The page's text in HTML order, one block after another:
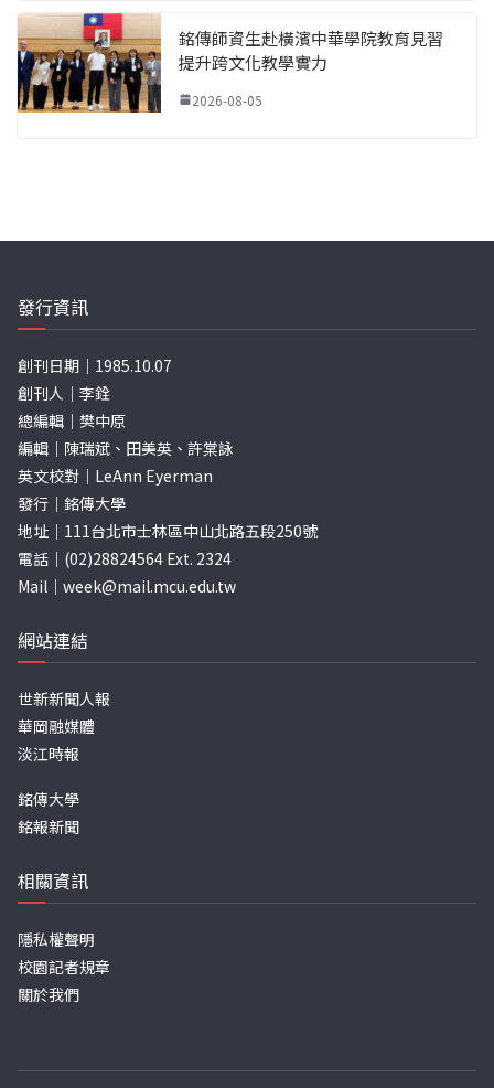
銘傳師資生赴橫濱中華學院教育見習
提升跨文化教學實力
2026-08-05
發行資訊
創刊日期｜1985.10.07
創刊人｜李銓
總編輯｜樊中原
編輯｜陳瑞斌、田美英、許棠詠
英文校對｜LeAnn Eyerman
發行｜銘傳大學
地址｜111台北市士林區中山北路五段250號
電話｜(02)28824564 Ext. 2324
Mail｜ week@mail.mcu.edu.tw
網站連結
世新新聞人報
華岡融媒體
淡江時報
銘傳大學
銘報新聞
相關資訊
隱私權聲明
校園記者規章
關於我們